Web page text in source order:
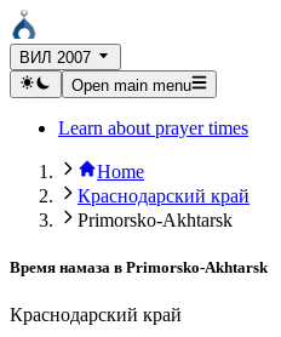
ВИЛ 2007
Open main menu
Learn about prayer times
Home
Краснодарский край
Primorsko-Akhtarsk
Время намаза в Primorsko-Akhtarsk
Краснодарский край